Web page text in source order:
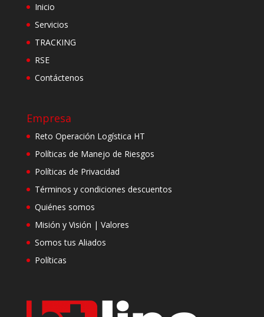
Inicio
Servicios
TRACKING
RSE
Contáctenos
Empresa
Reto Operación Logística HT
Políticas de Manejo de Riesgos
Políticas de Privacidad
Términos y condiciones descuentos
Quiénes somos
Misión y Visión | Valores
Somos tus Aliados
Políticas